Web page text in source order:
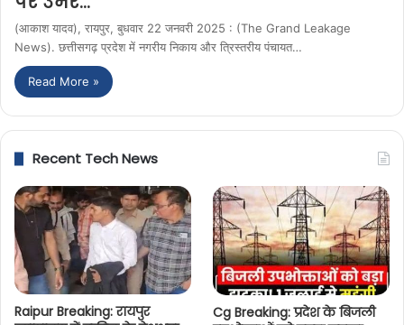
(आकाश यादव), रायपुर, बुधवार 22 जनवरी 2025 : (The Grand Leakage
News). छत्तीसगढ़ प्रदेश में नगरीय निकाय और त्रिस्तरीय पंचायत…
Read More »
Recent Tech News
Raipur Breaking: रायपुर
Cg Breaking: प्रदेश के बिजली